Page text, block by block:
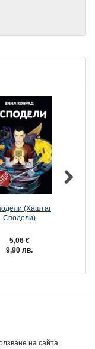
(Хаштаг
Сподели)
5,06 €
9,90 лв.
на сайта